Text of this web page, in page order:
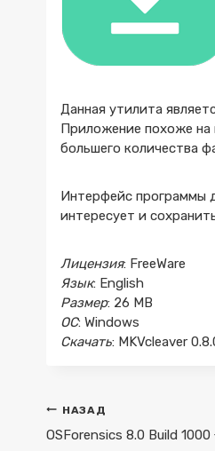
Данная утилита
Приложение похоже на
большего количества
Интерфейс программы
интересует и
Лицензия: FreeWare
Язык: English
Размер: 26 MB
ОС: Windows
Скачать: MKVcleaver
Навигация
по
НАЗАД
OSForensics 8.0 Build